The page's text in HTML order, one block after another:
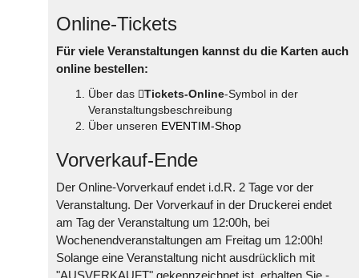
Online-Tickets
Für viele Veranstaltungen kannst du die Karten auch
online bestellen:
Über das Tickets-Online-Symbol in der
Veranstaltungsbeschreibung
Über unseren EVENTIM-Shop
Vorverkauf-Ende
Der Online-Vorverkauf endet i.d.R. 2 Tage vor der
Veranstaltung. Der Vorverkauf in der Druckerei endet
am Tag der Veranstaltung um 12:00h, bei
Wochenendveranstaltungen am Freitag um 12:00h!
Solange eine Veranstaltung nicht ausdrücklich mit